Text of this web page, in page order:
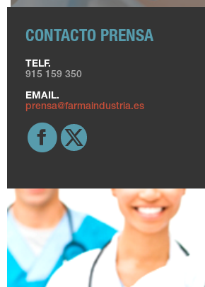
CONTACTO PRENSA
TELF.
915 159 350
EMAIL.
prensa@farmaindustria.es